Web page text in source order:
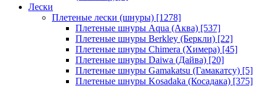
Лески
Плетеные лески (шнуры) [1278]
Плетеные шнуры Aqua (Аква) [537]
Плетеные шнуры Berkley (Беркли) [22]
Плетеные шнуры Chimera (Химера) [45]
Плетеные шнуры Daiwa (Дайва) [20]
Плетеные шнуры Gamakatsu (Гамакатсу) [5]
Плетеные шнуры Kosadaka (Косадака) [375]